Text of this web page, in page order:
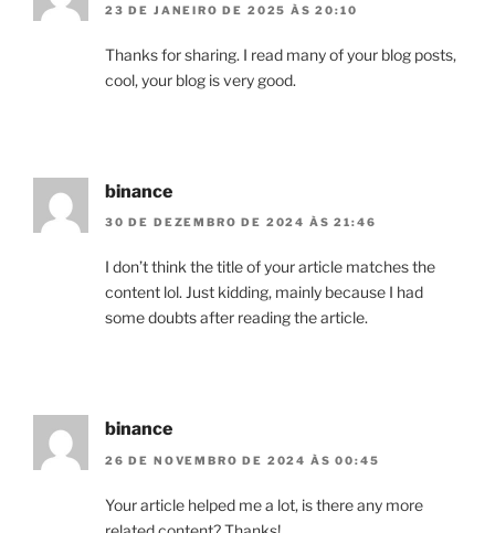
23 DE JANEIRO DE 2025 ÀS 20:10
Thanks for sharing. I read many of your blog posts,
cool, your blog is very good.
binance
30 DE DEZEMBRO DE 2024 ÀS 21:46
I don’t think the title of your article matches the
content lol. Just kidding, mainly because I had
some doubts after reading the article.
binance
26 DE NOVEMBRO DE 2024 ÀS 00:45
Your article helped me a lot, is there any more